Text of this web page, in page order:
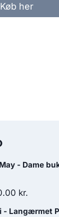
kr.. 250.00 kr..
Køb her
- Dame
kr.
price
- Langærmet